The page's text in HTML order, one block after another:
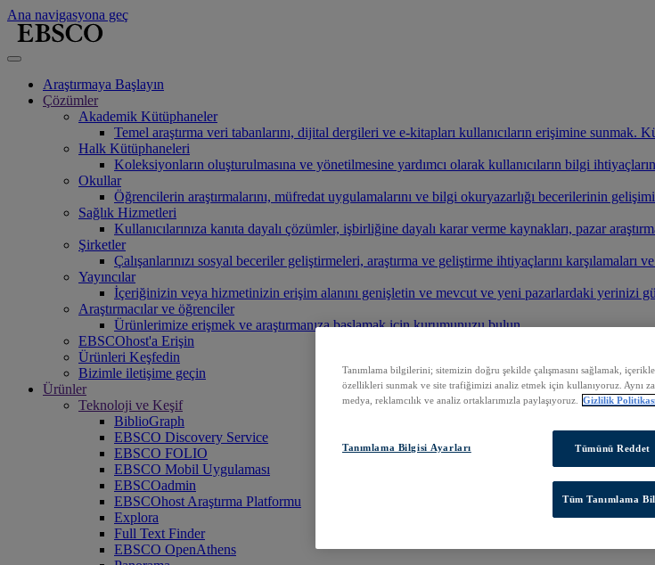
Ana navigasyona geç
Araştırmaya Başlayın
Çözümler
Akademik Kütüphaneler
Temel araştırma veri tabanlarını, dijital dergileri ve e-kitapları kullanıcıların erişimine
Halk Kütüphaneleri
Koleksiyonların oluşturulmasına ve yönetilmesine yardımcı olarak kullanıcıların bilgi
Okullar
Öğrencilerin araştırmalarını, müfredat uygulamalarını ve bilgi okuryazarlığı becerilerinin
Sağlık Hizmetleri
Kullanıcılarınıza kanıta dayalı çözümler, işbirliğine dayalı karar verme kaynakları, pazar
Şirketler
Çalışanlarınızı sosyal beceriler geliştirmeleri, araştırma ve geliştirme ihtiyaçlarını karşılamaları
Yayıncılar
İçeriğinizin veya hizmetinizin erişim alanını genişletin ve mevcut ve yeni pazarlardaki yerinizi
Araştırmacılar ve öğrenciler
Ürünlerimize erişmek ve araştırmanıza başlamak için kurumunuzu bulun.
EBSCOhost'a Erişin
Ürünleri Keşfedin
Bizimle iletişime geçin
Ürünler
Teknoloji ve Keşif
BiblioGraph
EBSCO Discovery Service
EBSCO FOLIO
EBSCO Mobil Uygulaması
EBSCOadmin
EBSCOhost Araştırma Platformu
Explora
Full Text Finder
EBSCO OpenAthens
Tanımlama bilgilerini; sitemizin doğru şekilde çalışmasını sağlamak,
özellikleri sunmak ve site trafiğimizi analiz etmek için kullanıyoruz. Aynı
medya, reklamcılık ve analiz ortaklarımızla paylaşıyoruz.
Gizlilik
Tanımlama Bilgisi Ayarları Tümünü Reddet
Tüm Tanımlama